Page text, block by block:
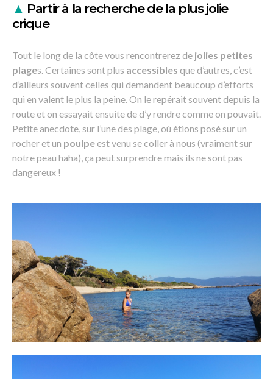
▲ Partir à la recherche de la plus jolie
crique
Tout le long de la côte vous rencontrerez de jolies petites
plages. Certaines sont plus accessibles que d’autres, c’est
d’ailleurs souvent celles qui demandent beaucoup d’efforts
qui en valent le plus la peine. On le repérait souvent depuis la
route et on essayait ensuite de d’y rendre comme on pouvait.
Petite anecdote, sur l’une des plage, où étions posé sur un
rocher et un poulpeest venu se coller à nous (vraiment sur
notre peau haha), ça peut surprendre mais ils ne sont pas
dangereux !